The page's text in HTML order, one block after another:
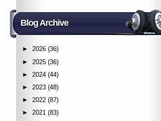
Blog Archive
► 2026 (36)
► 2025 (36)
► 2024 (44)
► 2023 (48)
► 2022 (87)
► 2021 (83)